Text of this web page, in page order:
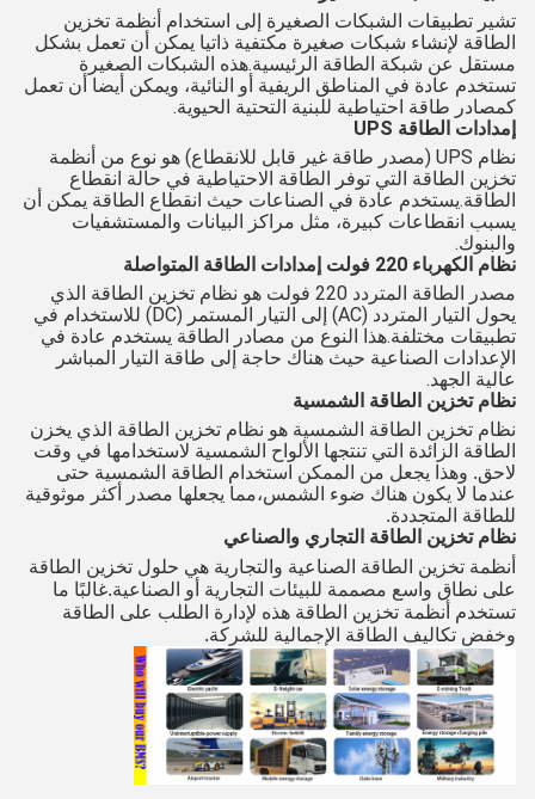
تشير تطبيقات الشبكات الصغيرة إلى استخدام أنظمة تخزين
الطاقة لإنشاء شبكات صغيرة مكتفية ذاتيا يمكن أن تعمل بشكل
مستقل عن شبكة الطاقة الرئيسية.هذه الشبكات الصغيرة
تستخدم عادة في المناطق الريفية أو النائية، ويمكن أيضا أن تعمل
كمصادر طاقة احتياطية للبنية التحتية الحيوية.
إمدادات الطاقة UPS
نظام UPS (مصدر طاقة غير قابل للانقطاع) هو نوع من أنظمة
تخزين الطاقة التي توفر الطاقة الاحتياطية في حالة انقطاع
الطاقة.يستخدم عادة في الصناعات حيث انقطاع الطاقة يمكن أن
يسبب انقطاعات كبيرة، مثل مراكز البيانات والمستشفيات
والبنوك.
نظام الكهرباء 220 فولت إمدادات الطاقة المتواصلة
مصدر الطاقة المتردد 220 فولت هو نظام تخزين الطاقة الذي
يحول التيار المتردد (AC) إلى التيار المستمر (DC) للاستخدام في
تطبيقات مختلفة.هذا النوع من مصادر الطاقة يستخدم عادة في
الإعدادات الصناعية حيث هناك حاجة إلى طاقة التيار المباشر
عالية الجهد.
نظام تخزين الطاقة الشمسية
نظام تخزين الطاقة الشمسية هو نظام تخزين الطاقة الذي يخزن
الطاقة الزائدة التي تنتجها الألواح الشمسية لاستخدامها في وقت
لاحق. وهذا يجعل من الممكن استخدام الطاقة الشمسية حتى
عندما لا يكون هناك ضوء الشمس،مما يجعلها مصدر أكثر موثوقية
للطاقة المتجددة.
نظام تخزين الطاقة التجاري والصناعي
أنظمة تخزين الطاقة الصناعية والتجارية هي حلول تخزين الطاقة
على نطاق واسع مصممة للبيئات التجارية أو الصناعية.غالبًا ما
تستخدم أنظمة تخزين الطاقة هذه لإدارة الطلب على الطاقة
وخفض تكاليف الطاقة الإجمالية للشركة.